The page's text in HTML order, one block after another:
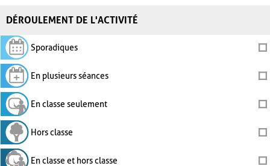
DÉROULEMENT DE L'ACTIVITÉ
Sporadiques
En plusieurs séances
En classe seulement
Hors classe
En classe et hors classe